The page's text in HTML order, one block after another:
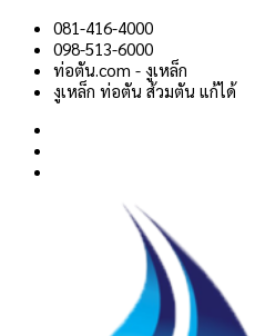
Skip
content
081-416-4000
098-513-6000
ท่อตัน.com - งูเหล็ก
งูเหล็ก ท่อตัน ส้วมตัน แก้ได้